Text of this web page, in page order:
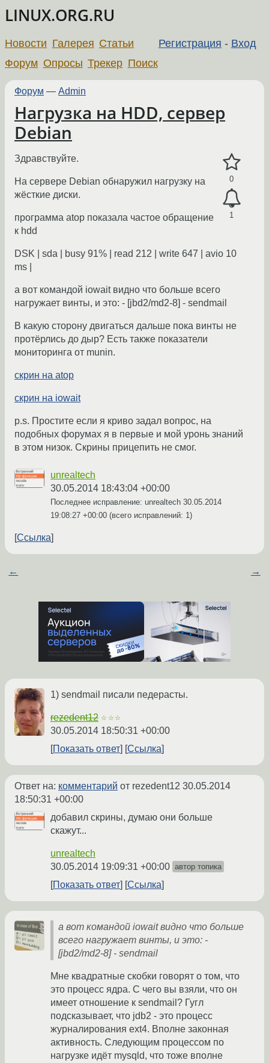
LINUX.ORG.RU
Регистрация - Вход
Новости Галерея Статьи
Форум Опросы Трекер Поиск
Форум — Admin
Нагрузка на HDD, сервер
Debian
0
1
Здравствуйте.
На сервере Debian обнаружил нагрузку на
жёсткие диски.
программа atop показала частое обращение
к hdd
DSK | sda | busy 91% | read 212 | write 647 | avio 10
ms |
а вот командой iowait видно что больше всего
нагружает винты, и это: - [jbd2/md2-8] - sendmail
В какую сторону двигаться дальше пока винты не
протёрлись до дыр? Есть также показатели
мониторинга от munin.
скрин на atop
скрин на iowait
p.s. Простите если я криво задал вопрос, на
подобных форумах я в первые и мой уронь знаний
в этом низок. Скрины прицепить не смог.
unrealtech
30.05.2014 18:43:04 +00:00
Последнее исправление: unrealtech 30.05.2014
19:08:27 +00:00 (всего исправлений: 1)
Ссылка
← →
1) sendmail писали педерасты.
rezedent12 ☆☆☆
30.05.2014 18:50:31 +00:00
Показать ответ
Ссылка
Ответ на: комментарий от rezedent12 30.05.2014
18:50:31 +00:00
добавил скрины, думаю они больше
скажут...
unrealtech
30.05.2014 19:09:31 +00:00 автор топика
Показать ответ Ссылка
а вот командой iowait видно что больше
всего нагружает винты, и это: -
[jbd2/md2-8] - sendmail
Мне квадратные скобки говорят о том, что
это процесс ядра. С чего вы взяли, что он
имеет отношение к sendmail? Гугл
подсказывает, что jdb2 - это процесс
журналирования ext4. Вполне законная
активность. Следующим процессом по
нагрузке идёт mysqld, что тоже вполне